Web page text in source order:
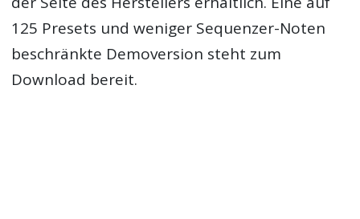
125 Presets und weniger Sequenzer-Noten
beschränkte Demoversion steht zum
Download bereit.